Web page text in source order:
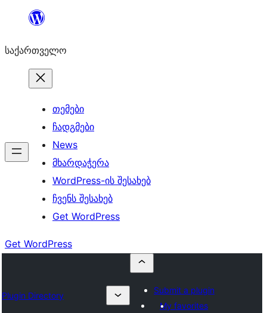
შიგთავსზე
საქართველო
თემები
ჩადგმები
News
მხარდაჭერა
WordPress-ის შესახებ
ჩვენს შესახებ
Get WordPress
Get WordPress
Plugin Directory
Submit a plugin
My favorites